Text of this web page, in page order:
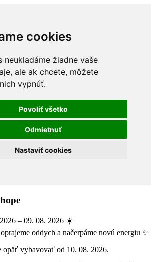
cookies
neukladáme žiadne vaše
ale ak chcete, môžete
vypnúť.
Povoliť všetko
Odmietnuť
Nastaviť cookies
– 09. 08. 2026 ☀️
oddych a načerpáme novú energiu ✨
opäť vybavovať od 10. 08. 2026.